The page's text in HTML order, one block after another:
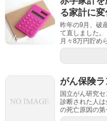
る家計に
昨年の9月、破
て直しました
月々8万円貯め
がん保険
国立がん研究
診断された人
の死亡原因の第